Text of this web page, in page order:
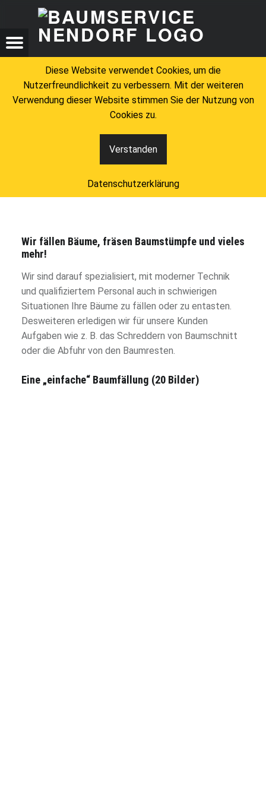
EINE „EINFACHE“ BAUMFÄLLUNG – BAUMSERVICE NENDORF
BAUMSERVICE NENDORF
Menu
navigation
Search
Eine „einfache“
Baumfällung
Wir fällen Bäume, fräsen Baumstümpfe und vieles
mehr!
Wir sind darauf spezialisiert, mit moderner Technik
und qualifiziertem Personal auch in schwierigen
Situationen Ihre Bäume zu fällen oder zu entasten.
Desweiteren erledigen wir für unsere Kunden
Aufgaben wie z. B. das Schreddern von Baumschnitt
oder die Abfuhr von den Baumresten.
Eine „einfache“ Baumfällung (20 Bilder)
Diese Website verwendet Cookies, um die
Nutzerfreundlichkeit zu verbessern. Mit der weiteren
Verwendung dieser Website stimmen Sie der Nutzung von
Cookies zu.
Verstanden
Datenschutzerklärung